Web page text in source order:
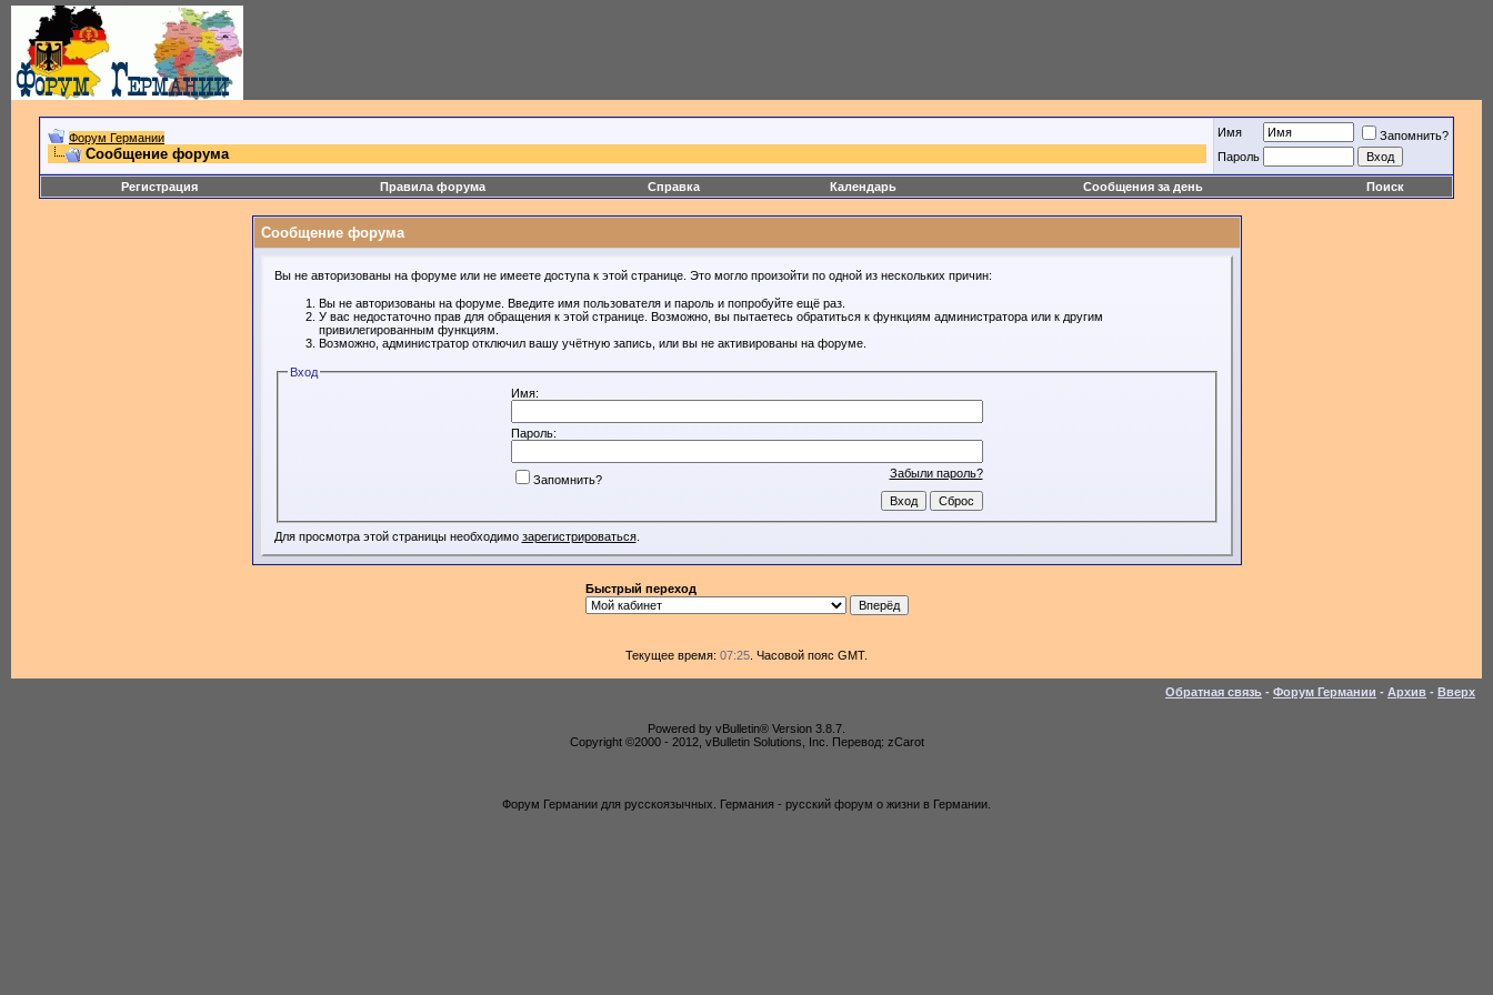
Форум Германии
Сообщение форума
Имя
Запомнить?
Пароль
Регистрация Правила форума Справка Календарь Сообщения за день Поиск
Сообщение форума
Вы не авторизованы на форуме или не имеете доступа к этой странице. Это могло произойти по одной из нескольких причин:
Вы не авторизованы на форуме. Введите имя пользователя и пароль и попробуйте ещё раз.
У вас недостаточно прав для обращения к этой странице. Возможно, вы пытаетесь обратиться к функциям администратора или к другим
привилегированным функциям.
Возможно, администратор отключил вашу учётную запись, или вы не активированы на форуме.
Вход
Имя:
Пароль:
Забыли пароль?
Запомнить?
Для просмотра этой страницы необходимо зарегистрироваться.
Быстрый переход
Текущее время: 07:25 . Часовой пояс GMT.
Обратная связь - Форум Германии - Архив - Вверх
Powered by vBulletin® Version 3.8.7.
Copyright ©2000 - 2012, vBulletin Solutions, Inc. Перевод: zCarot
Форум Германии для русскоязычных. Германия - русский форум о жизни в Германии.